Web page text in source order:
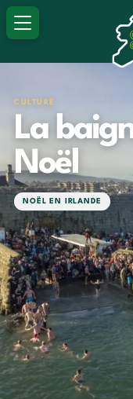
CULTURE
La
Noël
NOËL EN IRLANDE